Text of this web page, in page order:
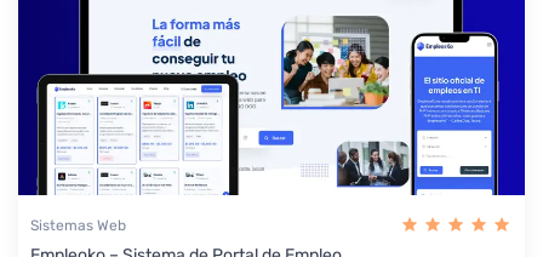
Sistemas Web